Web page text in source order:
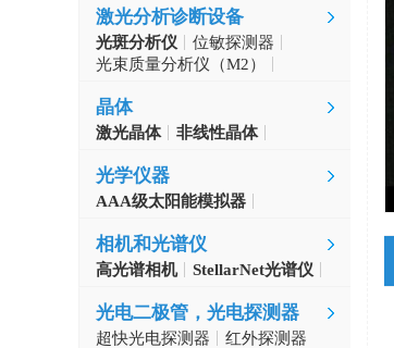
激光分析诊断设备
光斑分析仪
位敏探测器
自准直仪
光束质量分析仪（M2）
晶体
激光晶体
非线性晶体
光学仪器
AAA级太阳能模拟器
相机和光谱仪
高光谱相机 StellarNet光谱仪
光电二极管，光电探测器
超快光电探测器 红外探测器